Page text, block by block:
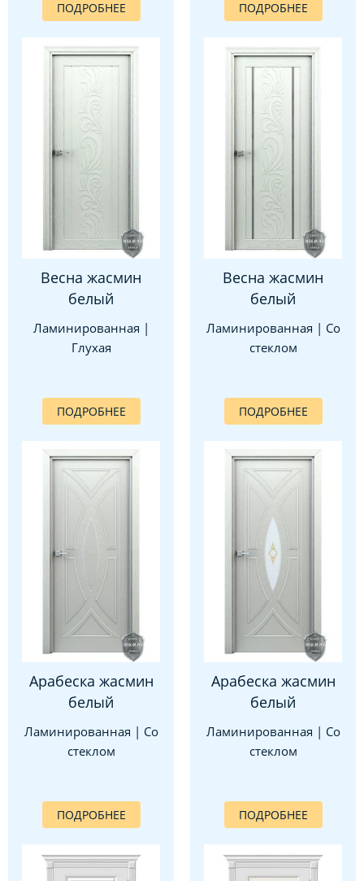
ПОДРОБНЕЕ ПОДРОБНЕЕ
Весна жасмин
белый
Ламинированная |
Глухая
ПОДРОБНЕЕ
Весна жасмин
белый
Ламинированная | Со
стеклом
ПОДРОБНЕЕ
Арабеска жасмин
белый
Ламинированная | Со
стеклом
ПОДРОБНЕЕ
Арабеска жасмин
белый
Ламинированная | Со
стеклом
ПОДРОБНЕЕ